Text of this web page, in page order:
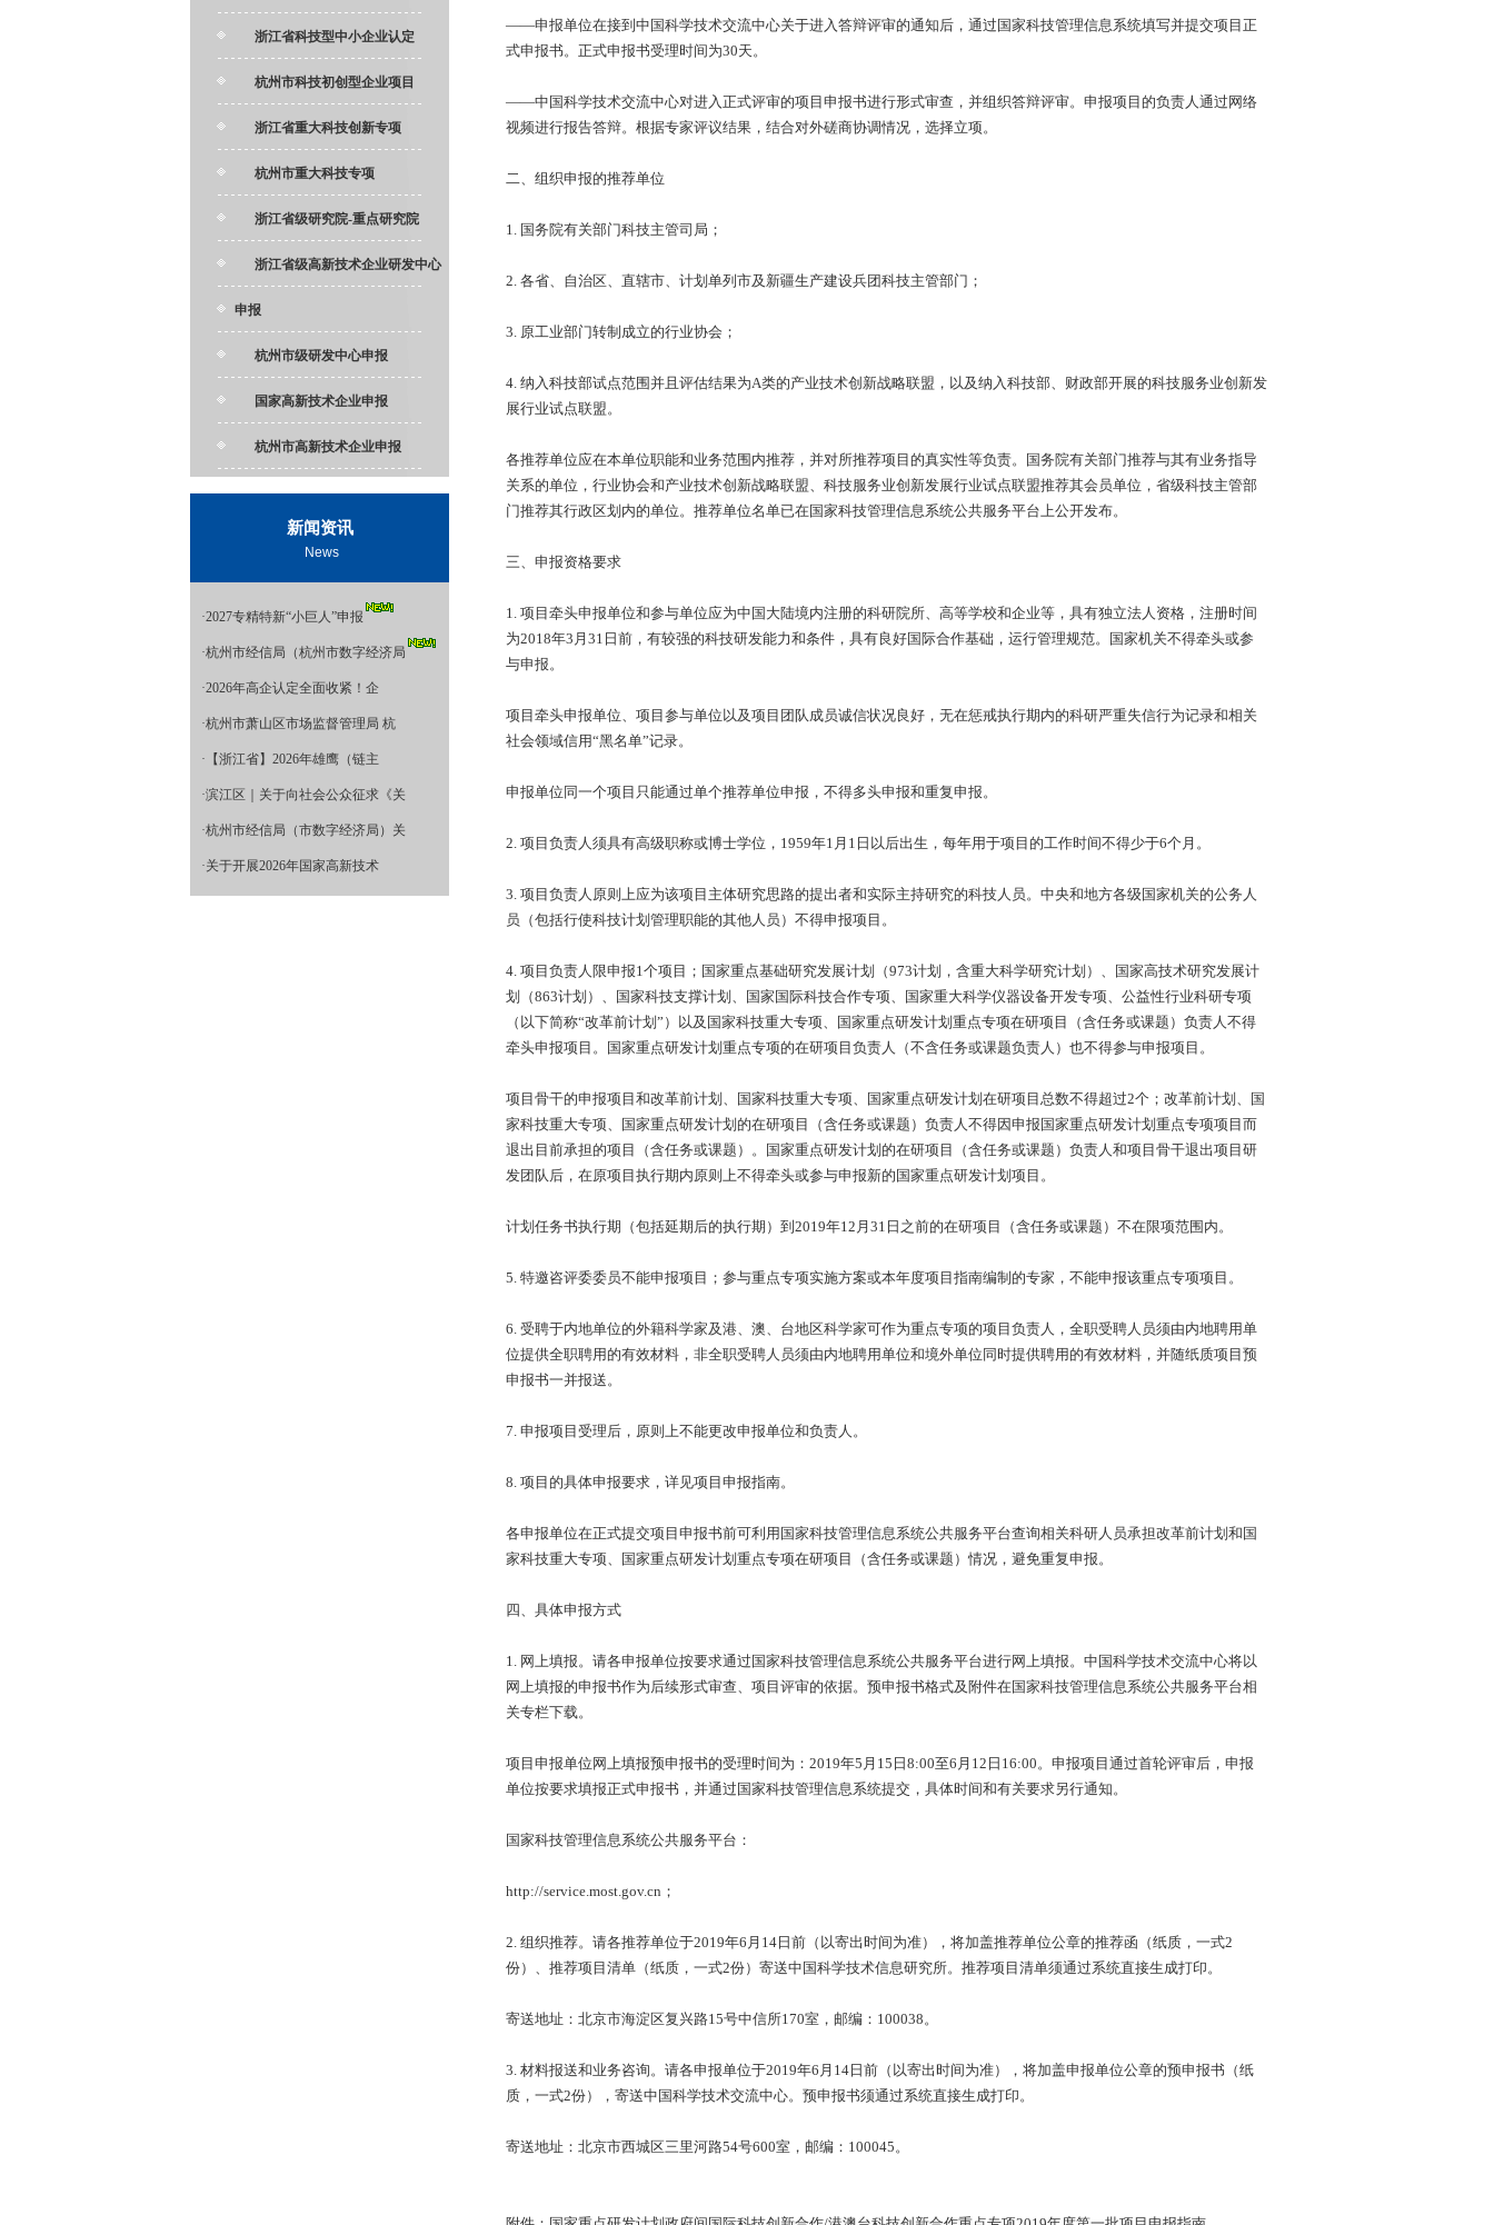
浙江省科技型中小企业认定
杭州市科技初创型企业项目
浙江省重大科技创新专项
杭州市重大科技专项
浙江省级研究院-重点研究院
浙江省级高新技术企业研发中心
申报
杭州市级研发中心申报
国家高新技术企业申报
杭州市高新技术企业申报
新闻资讯
News
·2027专精特新“小巨人”申报
·杭州市经信局（杭州市数字经济局
·2026年高企认定全面收紧！企
·杭州市萧山区市场监督管理局 杭
· 【浙江省】2026年雄鹰（链主
·滨江区｜关于向社会公众征求《关
·杭州市经信局（市数字经济局）关
·关于开展2026年国家高新技术
——申报单位在接到中国科学技术交流中心关于进入答辩评审的通知后，通过国家科技管理信息系统填写并提交项目正
式申报书。正式申报书受理时间为30天。
——中国科学技术交流中心对进入正式评审的项目申报书进行形式审查，并组织答辩评审。申报项目的负责人通过网络
视频进行报告答辩。根据专家评议结果，结合对外磋商协调情况，选择立项。
二、组织申报的推荐单位
1. 国务院有关部门科技主管司局；
2. 各省、自治区、直辖市、计划单列市及新疆生产建设兵团科技主管部门；
3. 原工业部门转制成立的行业协会；
4. 纳入科技部试点范围并且评估结果为A类的产业技术创新战略联盟，以及纳入科技部、财政部开展的科技服务业创新发
展行业试点联盟。
各推荐单位应在本单位职能和业务范围内推荐，并对所推荐项目的真实性等负责。国务院有关部门推荐与其有业务指导
关系的单位，行业协会和产业技术创新战略联盟、科技服务业创新发展行业试点联盟推荐其会员单位，省级科技主管部
门推荐其行政区划内的单位。推荐单位名单已在国家科技管理信息系统公共服务平台上公开发布。
三、申报资格要求
1. 项目牵头申报单位和参与单位应为中国大陆境内注册的科研院所、高等学校和企业等，具有独立法人资格，注册时间
为2018年3月31日前，有较强的科技研发能力和条件，具有良好国际合作基础，运行管理规范。国家机关不得牵头或参
与申报。
项目牵头申报单位、项目参与单位以及项目团队成员诚信状况良好，无在惩戒执行期内的科研严重失信行为记录和相关
社会领域信用“黑名单”记录。
申报单位同一个项目只能通过单个推荐单位申报，不得多头申报和重复申报。
2. 项目负责人须具有高级职称或博士学位，1959年1月1日以后出生，每年用于项目的工作时间不得少于6个月。
3. 项目负责人原则上应为该项目主体研究思路的提出者和实际主持研究的科技人员。中央和地方各级国家机关的公务人
员（包括行使科技计划管理职能的其他人员）不得申报项目。
4. 项目负责人限申报1个项目；国家重点基础研究发展计划（973计划，含重大科学研究计划）、国家高技术研究发展计
划（863计划）、国家科技支撑计划、国家国际科技合作专项、国家重大科学仪器设备开发专项、公益性行业科研专项
（以下简称“改革前计划”）以及国家科技重大专项、国家重点研发计划重点专项在研项目（含任务或课题）负责人不得
牵头申报项目。国家重点研发计划重点专项的在研项目负责人（不含任务或课题负责人）也不得参与申报项目。
项目骨干的申报项目和改革前计划、国家科技重大专项、国家重点研发计划在研项目总数不得超过2个；改革前计划、国
家科技重大专项、国家重点研发计划的在研项目（含任务或课题）负责人不得因申报国家重点研发计划重点专项项目而
退出目前承担的项目（含任务或课题）。国家重点研发计划的在研项目（含任务或课题）负责人和项目骨干退出项目研
发团队后，在原项目执行期内原则上不得牵头或参与申报新的国家重点研发计划项目。
计划任务书执行期（包括延期后的执行期）到2019年12月31日之前的在研项目（含任务或课题）不在限项范围内。
5. 特邀咨评委委员不能申报项目；参与重点专项实施方案或本年度项目指南编制的专家，不能申报该重点专项项目。
6. 受聘于内地单位的外籍科学家及港、澳、台地区科学家可作为重点专项的项目负责人，全职受聘人员须由内地聘用单
位提供全职聘用的有效材料，非全职受聘人员须由内地聘用单位和境外单位同时提供聘用的有效材料，并随纸质项目预
申报书一并报送。
7. 申报项目受理后，原则上不能更改申报单位和负责人。
8. 项目的具体申报要求，详见项目申报指南。
各申报单位在正式提交项目申报书前可利用国家科技管理信息系统公共服务平台查询相关科研人员承担改革前计划和国
家科技重大专项、国家重点研发计划重点专项在研项目（含任务或课题）情况，避免重复申报。
四、具体申报方式
1. 网上填报。请各申报单位按要求通过国家科技管理信息系统公共服务平台进行网上填报。中国科学技术交流中心将以
网上填报的申报书作为后续形式审查、项目评审的依据。预申报书格式及附件在国家科技管理信息系统公共服务平台相
关专栏下载。
项目申报单位网上填报预申报书的受理时间为：2019年5月15日8:00至6月12日16:00。申报项目通过首轮评审后，申报
单位按要求填报正式申报书，并通过国家科技管理信息系统提交，具体时间和有关要求另行通知。
国家科技管理信息系统公共服务平台：
http://service.most.gov.cn；
2. 组织推荐。请各推荐单位于2019年6月14日前（以寄出时间为准），将加盖推荐单位公章的推荐函（纸质，一式2
份）、推荐项目清单（纸质，一式2份）寄送中国科学技术信息研究所。推荐项目清单须通过系统直接生成打印。
寄送地址：北京市海淀区复兴路15号中信所170室，邮编：100038。
3. 材料报送和业务咨询。请各申报单位于2019年6月14日前（以寄出时间为准），将加盖申报单位公章的预申报书（纸
质，一式2份），寄送中国科学技术交流中心。预申报书须通过系统直接生成打印。
寄送地址：北京市西城区三里河路54号600室，邮编：100045。